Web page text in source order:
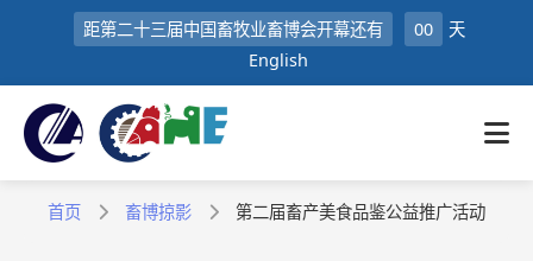
距第二十三届中国畜牧业畜博会开幕还有 00
天
English
首页 畜博掠影 第二届畜产美食品鉴公益推广活动